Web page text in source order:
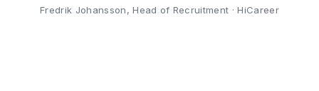
Fredrik Johansson, Head of Recruitment · HiCareer